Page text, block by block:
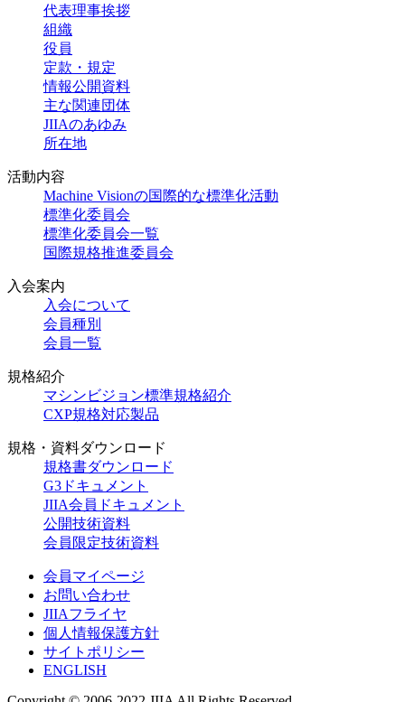
代表理事挨拶
組織
役員
定款・規定
情報公開資料
主な関連団体
JIIAのあゆみ
所在地
活動内容
Machine Visionの国際的な標準化活動
標準化委員会
標準化委員会一覧
国際規格推進委員会
入会案内
入会について
会員種別
会員一覧
規格紹介
マシンビジョン標準規格紹介
CXP規格対応製品
規格・資料ダウンロード
規格書ダウンロード
G3ドキュメント
JIIA会員ドキュメント
公開技術資料
会員限定技術資料
会員マイページ
お問い合わせ
JIIAフライヤ
個人情報保護方針
サイトポリシー
ENGLISH